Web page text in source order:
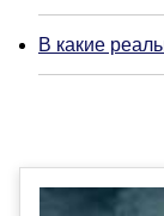
В какие